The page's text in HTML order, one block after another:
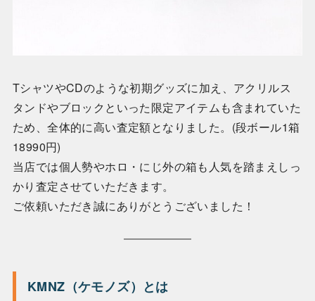
TシャツやCDのような初期グッズに加え、アクリルス
タンドやブロックといった限定アイテムも含まれていた
ため、全体的に高い査定額となりました。(段ボール1箱
18990円)
当店では個人勢やホロ・にじ外の箱も人気を踏まえしっ
かり査定させていただきます。
ご依頼いただき誠にありがとうございました！
KMNZ（ケモノズ）とは